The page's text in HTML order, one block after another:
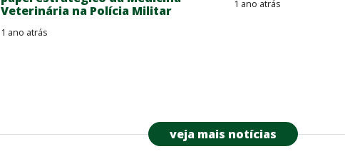
Veterinária na Polícia Militar
1 ano atrás
1 ano atrás
veja mais notícias